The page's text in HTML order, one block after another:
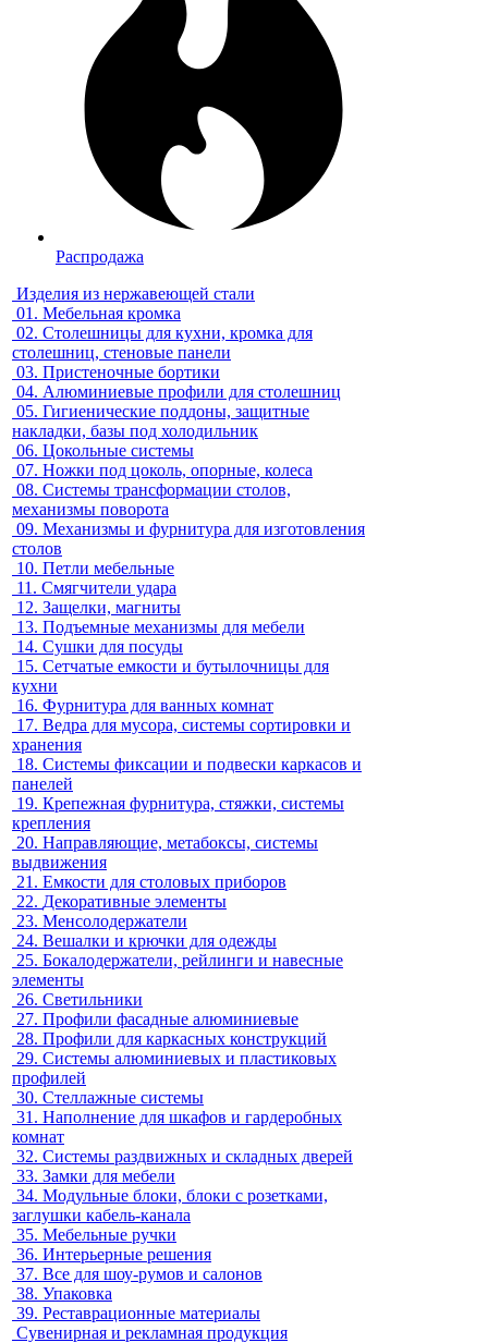
Распродажа
Изделия из нержавеющей стали
01. Мебельная кромка
02. Столешницы для кухни, кромка для
столешниц, стеновые панели
03. Пристеночные бортики
04. Алюминиевые профили для столешниц
05. Гигиенические поддоны, защитные
накладки, базы под холодильник
06. Цокольные системы
07. Ножки под цоколь, опорные, колеса
08. Системы трансформации столов,
механизмы поворота
09. Механизмы и фурнитура для изготовления
столов
10. Петли мебельные
11. Смягчители удара
12. Защелки, магниты
13. Подъемные механизмы для мебели
14. Сушки для посуды
15. Сетчатые емкости и бутылочницы для
кухни
16. Фурнитура для ванных комнат
17. Ведра для мусора, системы сортировки и
хранения
18. Системы фиксации и подвески каркасов и
панелей
19. Крепежная фурнитура, стяжки, системы
крепления
20. Направляющие, метабоксы, системы
выдвижения
21. Емкости для столовых приборов
22. Декоративные элементы
23. Менсолодержатели
24. Вешалки и крючки для одежды
25. Бокалодержатели, рейлинги и навесные
элементы
26. Светильники
27. Профили фасадные алюминиевые
28. Профили для каркасных конструкций
29. Системы алюминиевых и пластиковых
профилей
30. Стеллажные системы
31. Наполнение для шкафов и гардеробных
комнат
32. Системы раздвижных и складных дверей
33. Замки для мебели
34. Модульные блоки, блоки с розетками,
заглушки кабель-канала
35. Мебельные ручки
36. Интерьерные решения
37. Все для шоу-румов и салонов
38. Упаковка
39. Реставрационные материалы
Сувенирная и рекламная продукция